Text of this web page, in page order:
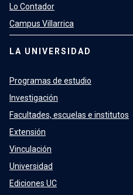
Lo Contador
Campus Villarrica
LA UNIVERSIDAD
Programas de estudio
Investigación
Facultades, escuelas e institutos
Extensión
Vinculación
Universidad
Ediciones UC